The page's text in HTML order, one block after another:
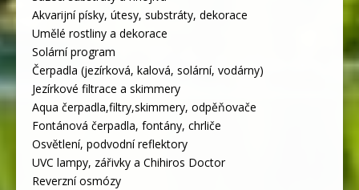
Akvarijní písky, útesy, substráty, dekorace
Umělé rostliny a dekorace
Solární program
Čerpadla (jezírková, kalová, solární, vodárny)
Jezírkové filtrace a skimmery
Aqua čerpadla,filtry,skimmery, odpěňovače
Fontánová čerpadla, fontány, chrliče
Osvětlení, podvodní reflektory
UVC lampy, zářivky a Chihiros Doctor
Reverzní osmózy